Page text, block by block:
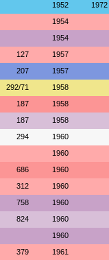
1952 1972
1954
1954
127 1957
207 1957
292/71 1958
187 1958
187 1958
294 1960
1960
686 1960
312 1960
758 1960
824 1960
1960
379 1961